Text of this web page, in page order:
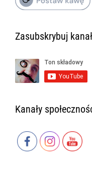
Zasubskrybuj
Kanały